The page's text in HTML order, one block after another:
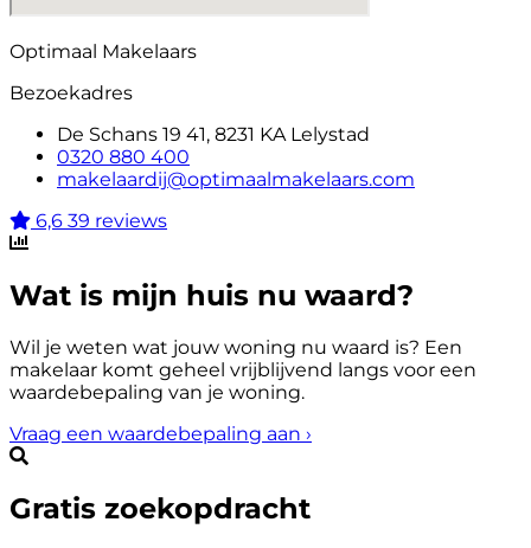
Optimaal Makelaars
Bezoekadres
De Schans 19 41, 8231 KA Lelystad
0320 880 400
makelaardij@optimaalmakelaars.com
6,6 39 reviews
Wat is mijn huis nu waard?
Wil je weten wat jouw woning nu waard is? Een
makelaar komt geheel vrijblijvend langs voor een
waardebepaling van je woning.
Vraag een waardebepaling aan ›
Gratis zoekopdracht